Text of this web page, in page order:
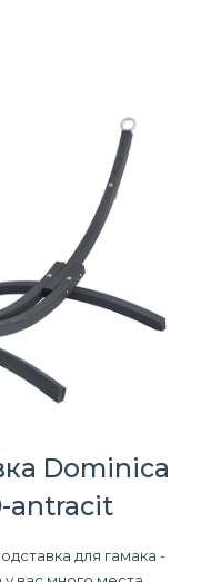
Dominica
antracit
для гамака -